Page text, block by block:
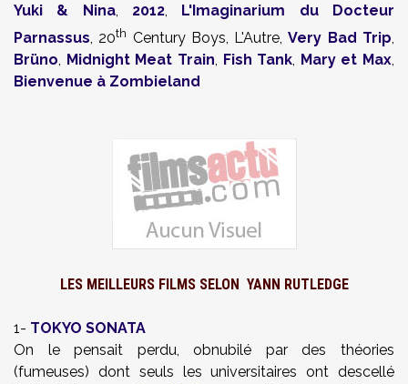
Yuki & Nina, 2012, L'Imaginarium du Docteur
Parnassus, 20th Century Boys, L'Autre,Very Bad Trip,
Brüno, Midnight Meat Train, Fish Tank, Mary et Max,
Bienvenue à Zombieland
LES MEILLEURS FILMS SELON YANN RUTLEDGE
1- TOKYO SONATA
On le pensait perdu, obnubilé par des théories
(fumeuses) dont seuls les universitaires ont descellé